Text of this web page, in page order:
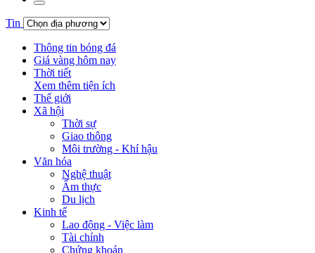
Tin
Thông tin bóng đá
Giá vàng hôm nay
Thời tiết
Xem thêm tiện ích
Thế giới
Xã hội
Thời sự
Giao thông
Môi trường - Khí hậu
Văn hóa
Nghệ thuật
Ẩm thực
Du lịch
Kinh tế
Lao động - Việc làm
Tài chính
Chứng khoán